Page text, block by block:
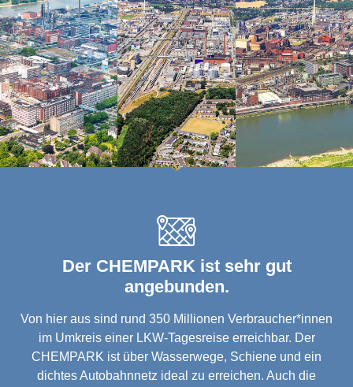
Der CHEMPARK ist sehr gut
angebunden.
Von hier aus sind rund 350 Millionen Verbraucher*innen
im Umkreis einer LKW-Tagesreise erreichbar. Der
CHEMPARK ist über Wasserwege, Schiene und ein
dichtes Autobahnnetz ideal zu erreichen. Auch die